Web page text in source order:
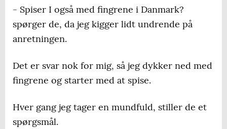
- Spiser I også med fingrene i Danmark?
spørger de, da jeg kigger lidt undrende på
anretningen.
Det er svar nok for mig, så jeg dykker ned med
fingrene og starter med at spise.
Hver gang jeg tager en mundfuld, stiller de et
spørgsmål.